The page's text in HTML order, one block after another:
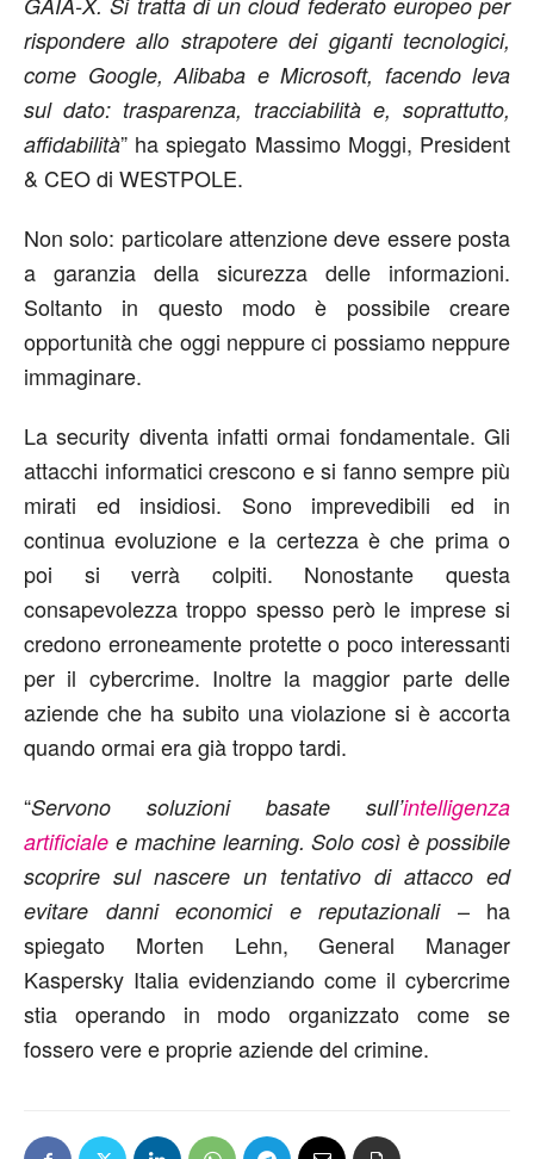
rispondere allo strapotere dei giganti tecnologici,
come Google, Alibaba e Microsoft, facendo leva
sul dato: trasparenza, tracciabilità e, soprattutto,
affidabilità” ha spiegato Massimo Moggi, President
& CEO di WESTPOLE.
Non solo: particolare attenzione deve essere posta
a garanzia della sicurezza delle informazioni.
Soltanto in questo modo è possibile creare
opportunità che oggi neppure ci possiamo neppure
immaginare.
La security diventa infatti ormai fondamentale. Gli
attacchi informatici crescono e si fanno sempre più
mirati ed insidiosi. Sono imprevedibili ed in
continua evoluzione e la certezza è che prima o
poi si verrà colpiti. Nonostante questa
consapevolezza troppo spesso però le imprese si
credono erroneamente protette o poco interessanti
per il cybercrime. Inoltre la maggior parte delle
aziende che ha subito una violazione si è accorta
quando ormai era già troppo tardi.
“Servono soluzioni basate sull’intelligenza
artificiale e machine learning. Solo così è possibile
scoprire sul nascere un tentativo di attacco ed
evitare danni economici e reputazionali– ha
spiegato Morten Lehn, General Manager
Kaspersky Italia evidenziando come il cybercrime
stia operando in modo organizzato come se
fossero vere e proprie aziende del crimine.